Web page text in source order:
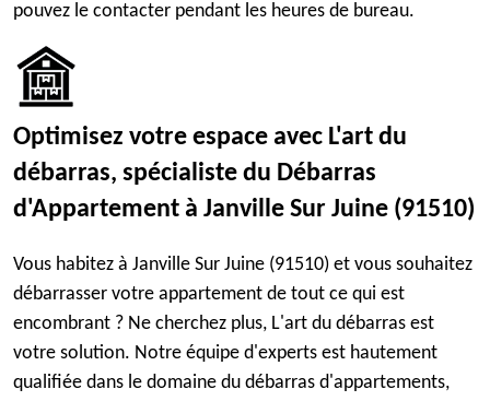
pouvez le contacter pendant les heures de bureau.
Optimisez votre espace avec L'art du
débarras, spécialiste du Débarras
d'Appartement à Janville Sur Juine (91510)
Vous habitez à Janville Sur Juine (91510) et vous souhaitez
débarrasser votre appartement de tout ce qui est
encombrant ? Ne cherchez plus, L'art du débarras est
votre solution. Notre équipe d'experts est hautement
qualifiée dans le domaine du débarras d'appartements,